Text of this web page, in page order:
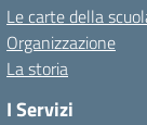
Le carte della
Organizzazione
La storia
I Servizi